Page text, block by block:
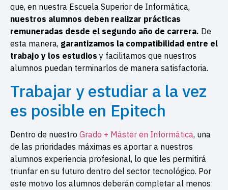
que, en nuestra Escuela Superior de Informática,
nuestros alumnos deben realizar prácticas
remuneradas desde el segundo año de carrera. De
esta manera, garantizamos la compatibilidad entre el
trabajo y los estudios y facilitamos que nuestros
alumnos puedan terminarlos de manera satisfactoria.
Trabajar y estudiar a la vez
es posible en Epitech
Dentro de nuestro Grado + Máster en Informática, una
de las prioridades máximas es aportar a nuestros
alumnos experiencia profesional, lo que les permitirá
triunfar en su futuro dentro del sector tecnológico. Por
este motivo los alumnos deberán completar al menos